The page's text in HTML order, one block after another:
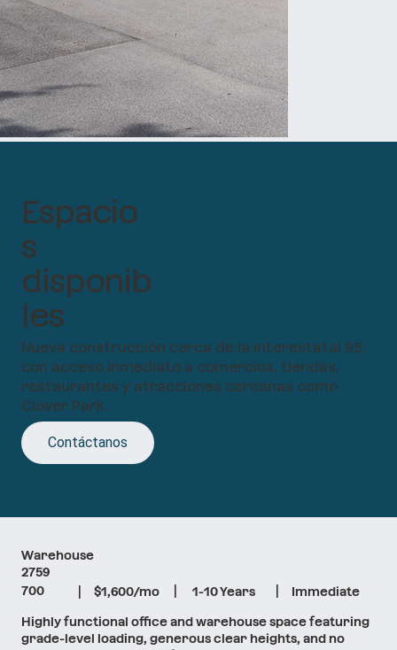
Espacio
s
disponib
les
Nueva construcción cerca de la Interestatal 95,
con acceso inmediato a comercios, tiendas,
restaurantes y atracciones cercanas como
Clover Park.
Contáctanos
Highly functional office and warehouse space featuring
grade-level loading, generous clear heights, and no
700 Immediate
$1,600/mo 1-10 Years
Warehouse
2759